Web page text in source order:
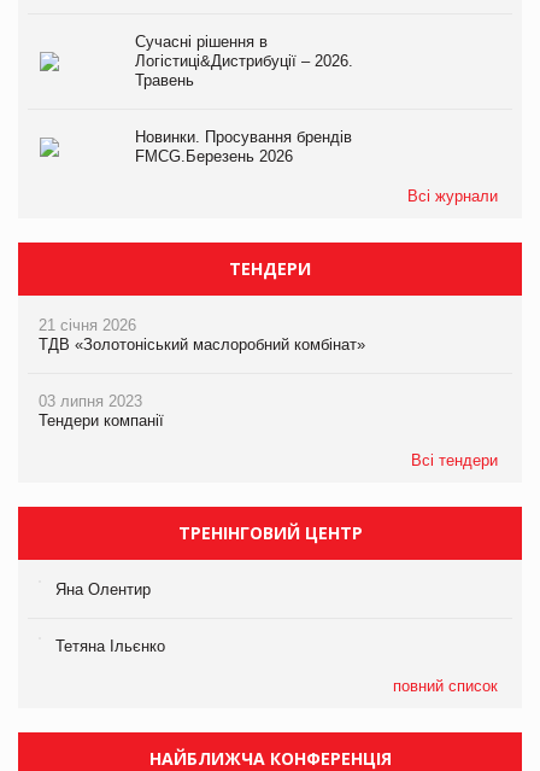
Сучасні рішення в
Логістиці&Дистрибуції – 2026.
Травень
Новинки. Просування брендів
FMCG.Березень 2026
Всі журнали
ТЕНДЕРИ
21 січня 2026
ТДВ «Золотоніський маслоробний комбінат»
03 липня 2023
Тендери компанії
Всі тендери
ТРЕНІНГОВИЙ ЦЕНТР
Яна Олентир
Тетяна Ільєнко
повний список
НАЙБЛИЖЧА КОНФЕРЕНЦІЯ